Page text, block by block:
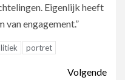
Eigenlijk heeft
van engagement.”
portret
Volgende